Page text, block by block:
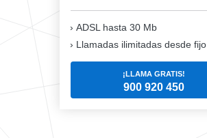
ADSL hasta 30 Mb
Llamadas ilimitadas desde fijo
¡LLAMA GRATIS!
900 920 450